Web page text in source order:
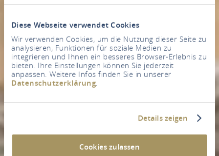
Diese Webseite verwendet Cookies
Wir verwenden Cookies, um die Nutzung dieser Seite zu
analysieren, Funktionen für soziale Medien zu
integrieren und Ihnen ein besseres Browser-Erlebnis zu
bieten. Ihre Einstellungen können Sie jederzeit
anpassen. Weitere Infos finden Sie in unserer
Datenschutzerklärung.
Details zeigen
Cookies zulassen